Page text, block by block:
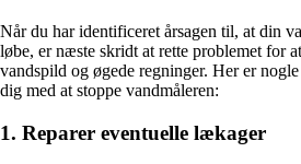
Når du har identificeret årsagen til, at din
løbe, er næste skridt at rette problemet for
vandspild og øgede regninger. Her er
dig med at stoppe vandmåleren:
1. Reparer eventuelle lækager